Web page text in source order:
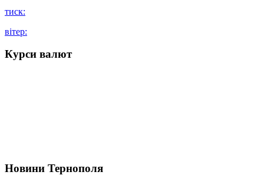
тиск:
вітер:
Курси валют
Новини Тернополя